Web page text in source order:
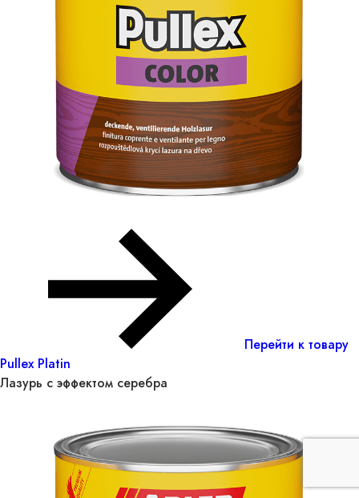
Перейти к товару
Pullex Platin
Лазурь с эффектом серебра